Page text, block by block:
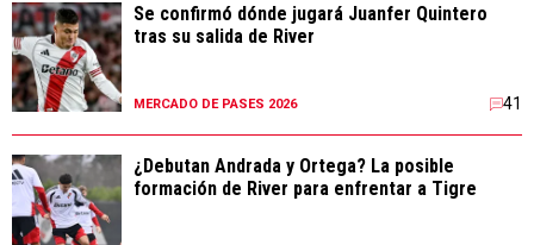
Se confirmó dónde jugará Juanfer Quintero
tras su salida de River
MERCADO DE PASES 2026 41
¿Debutan Andrada y Ortega? La posible
formación de River para enfrentar a Tigre